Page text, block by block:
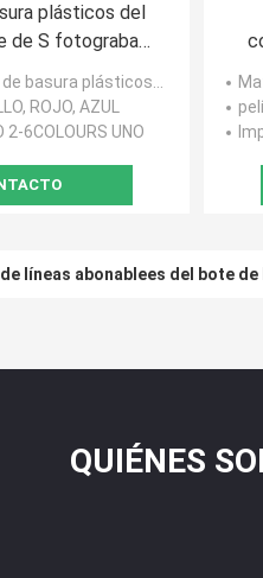
plásticos del
de S fotograbado
que imprime 500 *
m
basura plásticos del HDPE
ROJO, AZUL
2-6COLOURS UNO
líneas abonablees del bote
QUIÉNES